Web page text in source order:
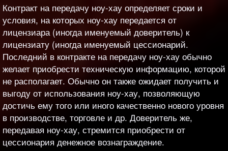
Контракт на передачу ноу-хау определяет сроки и
условия, на которых ноу-хау передается от
лицензиара (иногда именуемый доверитель) к
лицензиату (иногда именуемый цессионарий.
Последний в контракте на передачу ноу-хау обычно
желает приобрести техническую информацию, которой
не располагает. Обычно он также ожидает получить и
выгоду от использования ноу-хау, позволяющую
достичь ему того или иного качественно нового уровня
в производстве, торговле и др. Доверитель же,
передавая ноу-хау, стремится приобрести от
цессионария денежное вознаграждение.